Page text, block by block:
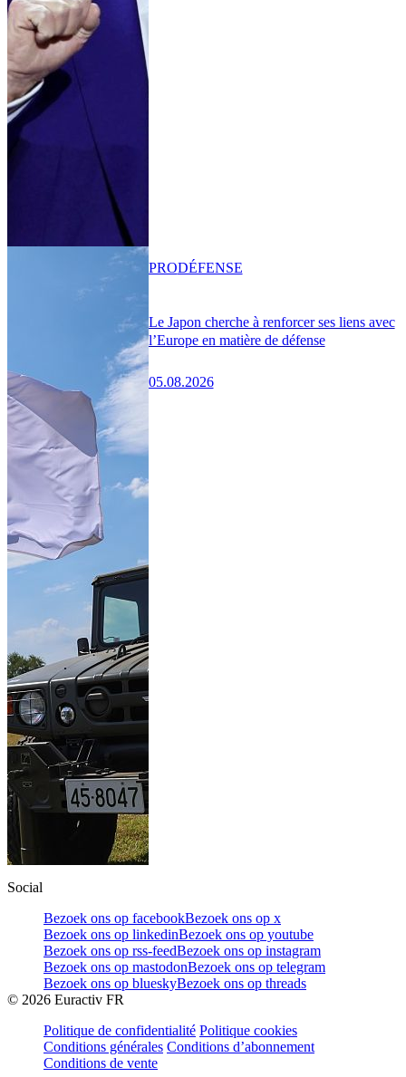
Le Japon cherche à renforcer ses liens avec
l’Europe en matière de défense
05.08.2026
PRODÉFENSE
Social
Bezoek ons op facebookBezoek ons op x
Bezoek ons op linkedinBezoek ons op youtube
Bezoek ons op rss-feedBezoek ons op instagram
Bezoek ons op mastodonBezoek ons op telegram
Bezoek ons op blueskyBezoek ons op threads
© 2026 Euractiv FR
Politique de confidentialité Politique cookies
Conditions générales Conditions d’abonnement
Conditions de vente